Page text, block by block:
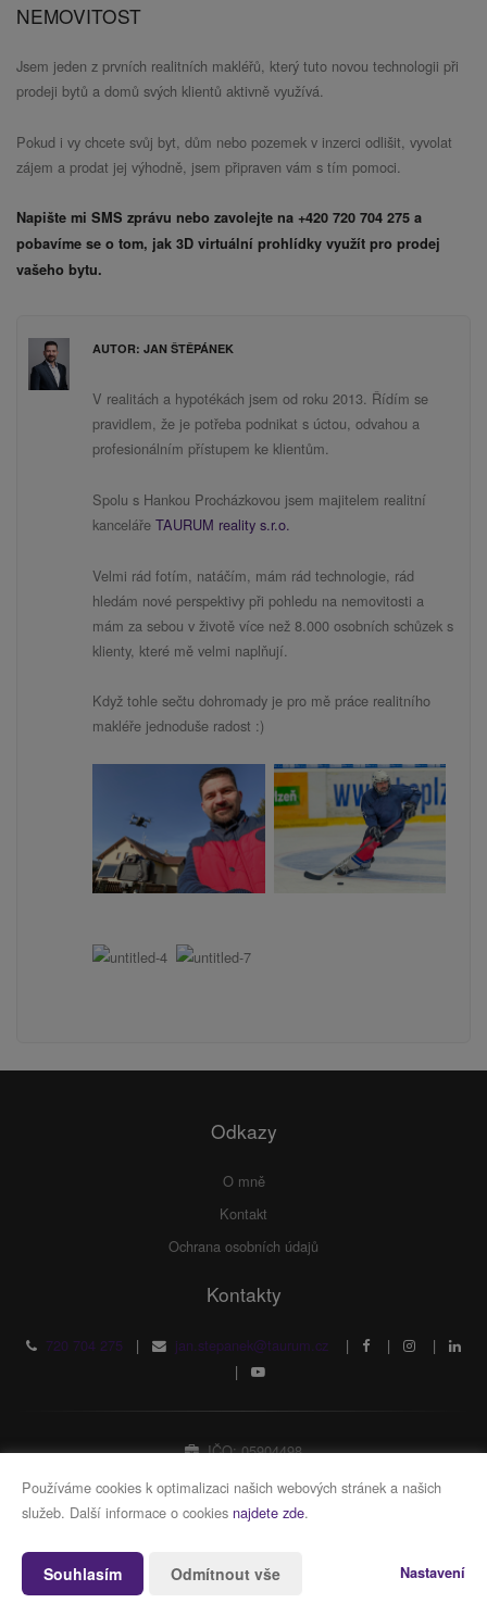
NEMOVITOST
Jsem jeden z prvních realitních makléřů, který tuto novou technologii při
prodeji bytů a domů svých klientů aktivně využívá.
Pokud i vy chcete svůj byt, dům nebo pozemek v inzerci odlišit, vyvolat
zájem a prodat jej výhodně, jsem připraven vám s tím pomoci.
Napište mi SMS zprávu nebo zavolejte na +420 720 704 275 a
pobavíme se o tom, jak 3D virtuální prohlídky využít pro prodej
vašeho bytu.
AUTOR: JAN ŠTĚPÁNEK
V realitách a hypotékách jsem od roku 2013. Řídím se
pravidlem, že je potřeba podnikat s úctou, odvahou a
profesionálním přístupem ke klientům.
Spolu s Hankou Procházkovou jsem majitelem realitní
kancelářeTAURUM reality s.r.o.
Velmi rád fotím, natáčím, mám rád technologie, rád
hledám nové perspektivy při pohledu na nemovitosti a
mám za sebou v životě více než 8.000 osobních schůzek s
klienty, které mě velmi naplňují.
Když tohle sečtu dohromady je pro mě práce realitního
makléře jednoduše radost :)
Odkazy
O mně
Kontakt
Ochrana osobních údajů
Kontakty
720 704 275 | jan.stepanek@taurum.cz | |
|
|
IČO: 05904498
Vytvořeno v systému
2026 © Tomawell s.r.o.
Používáme cookies k optimalizaci našich webových stránek a našich
služeb. Další informace o cookies najdete zde.
Souhlasím Odmítnout vše Nastavení